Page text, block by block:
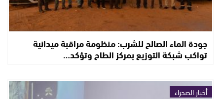
جودة الماء الصالح للشرب: منظومة مراقبة ميدانية
تواكب شبكة التوزيع بمركز الطاح وتؤكد…
أخبار الصحراء